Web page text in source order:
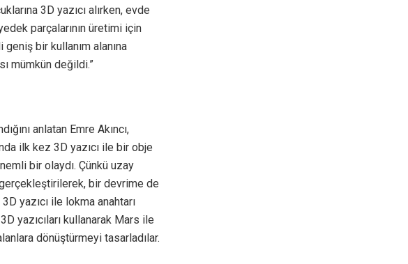
3D yazıcı alırken, evde
parçalarının üretimi için
bir kullanım alanına
mümkün değildi.”
anlatan Emre Akıncı,
ilk kez 3D yazıcı ile bir obje
bir olaydı. Çünkü uzay
bir devrime de
yazıcı ile lokma anahtarı
yazıcıları kullanarak Mars ile
dönüştürmeyi tasarladılar.